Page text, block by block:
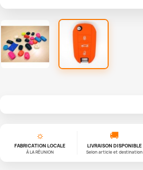
☼
FABRICATION LOCALE
À LA RÉUNION
🚚
LIVRAISON DISPONIBLE
Selon article et destination